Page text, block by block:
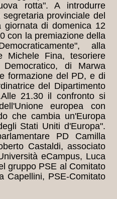
rotta". A introdurre
provinciale del
giornata di domenica 12
con la premiazione della
alla
Michele Fina, tesoriere
di Marwa
formazione del PD, e di
del Dipartimento
Alle 21.30 il confronto si
europea con
che cambia un'Europa
Stati Uniti d'Europa".
PD Camilla
Castaldi, associato
eCampus, Luca
gruppo PSE al Comitato
Capellini, PSE-Comitato